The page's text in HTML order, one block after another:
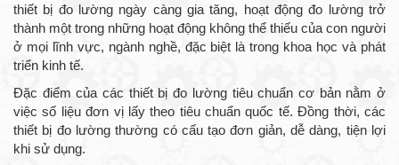
thiết bị đo lường ngày càng gia tăng, hoạt động đo lường trở
thành một trong những hoạt động không thể thiếu của con người
ở mọi lĩnh vực, ngành nghề, đặc biệt là trong khoa học và phát
triển kinh tế.
Đặc điểm của các thiết bị đo lường tiêu chuẩn cơ bản nằm ở
việc số liệu đơn vị lấy theo tiêu chuẩn quốc tế. Đồng thời, các
thiết bị đo lường thường có cấu tạo đơn giản, dễ dàng, tiện lợi
khi sử dụng.